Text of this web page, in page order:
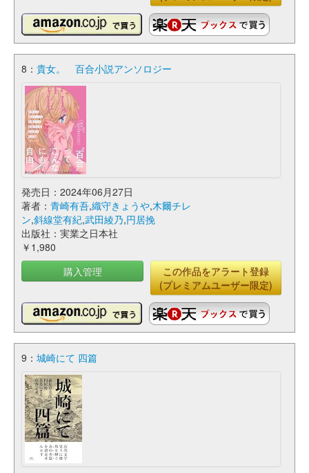
8： 貴女。 百合小説アンソロジー
発売日：2024年06月27日
著者： 青崎有吾,織守きょうや,木爾チレ
ン,斜線堂有紀,武田綾乃,円居挽
出版社：実業之日本社
￥1,980
購入管理
この作品をアラート登録
(プレミアムユーザー限定)
9： 城崎にて 四篇